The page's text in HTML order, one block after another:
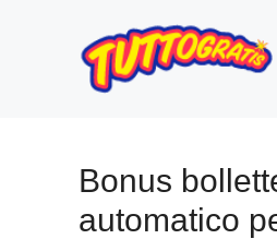
contenuto
Bonus
automatico